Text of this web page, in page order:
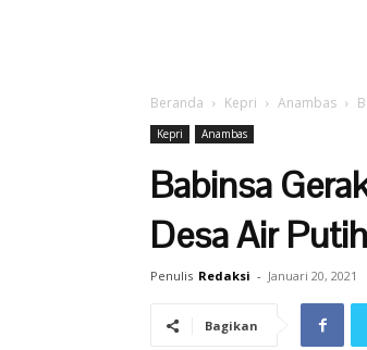
Beranda Kepri Anambas
Kepri Anambas
Babinsa
Desa Air
Penulis Redaksi - Januari 20, 2021
Bagikan